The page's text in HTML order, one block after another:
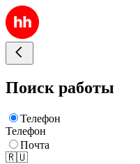
Поиск работы
Телефон
Телефон
Почта
🇷🇺